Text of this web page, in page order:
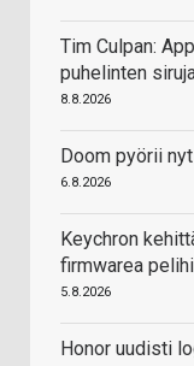
Tim Culpan:
puhelinten
8.8.2026
Doom pyörii
6.8.2026
Keychron
firmwarea
5.8.2026
Honor uudisti